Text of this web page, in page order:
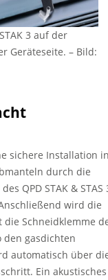
3 auf der
Geräteseite. – Bild:
sichere Installation
durch die
QPD STAK & STAS
wird die
Schneidklemme
den gasdichten
automatisch über
Ein akustisches